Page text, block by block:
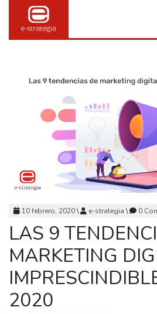
10 febrero, 2020\ e-strategia \ 0
LAS 9
MARKETING
2020